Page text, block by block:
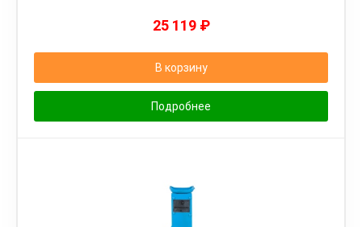
25 119 ₽
В корзину
Подробнее